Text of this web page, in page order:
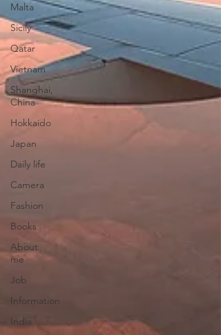
Malta
Sicily
Qatar
Vietnam
Shanghai,
China
Hokkaido
Japan
Daily life
Camera
Fashion
Books
About
me
Job
Information
India